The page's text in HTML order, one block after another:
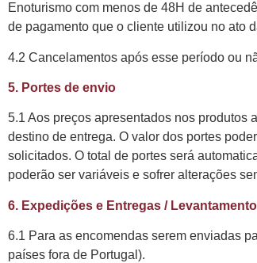
Enoturismo com menos de 48H de
de pagamento que o cliente utilizou no ato
4.2 Cancelamentos após esse período ou
5. Portes de envio
5.1 Aos preços apresentados nos produtos
destino de entrega. O valor dos portes
solicitados. O total de portes será
poderão ser variáveis e sofrer alterações
6. Expedições e Entregas /
6.1 Para as encomendas serem enviadas
países fora de Portugal).